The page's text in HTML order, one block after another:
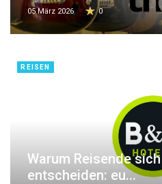
05 März 2026 0
REISEN
Warum Reisende
entscheiden: eu...